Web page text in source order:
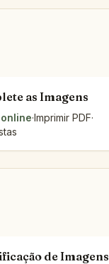
as Imagens
·Imprimir PDF·
de Imagens